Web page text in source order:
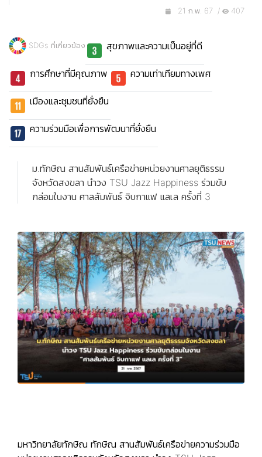
21 ก.พ. 67 / 407
SDGs ที่เกี่ยวข้อง สุขภาพและความเป็นอยู่ที่ดี
การศึกษาที่มีคุณภาพ ความเท่าเทียมทางเพศ
เมืองและชุมชนที่ยั่งยืน
ความร่วมมือเพื่อการพัฒนาที่ยั่งยืน
ม.ทักษิณ สานสัมพันธ์เครือข่ายหน่วยงานศาลยุติธรรม
จังหวัดสงขลา นำวง TSU Jazz Happiness ร่วมขับ
กล่อมในงาน ศาลสัมพันธ์ จิบกาแฟ แลเล ครั้งที่ 3
มหาวิทยาลัยทักษิณ ทักษิณ สานสัมพันธ์เครือข่ายความร่วมมือ